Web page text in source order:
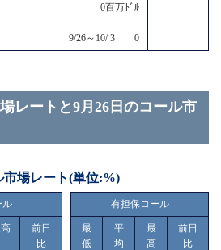
0百万ﾄﾞﾙ
9/26～10/ 3 0
レートと9月26日のコール市
市場レート(単位:%)
ル
前日
比
有担保コール
最
低
平
均
最
高
前日
比